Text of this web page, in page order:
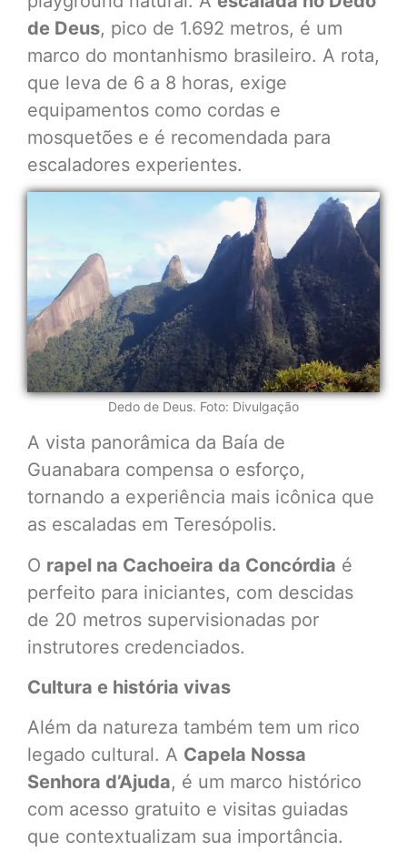
de Deus, pico de 1.692 metros, é um
marco do montanhismo brasileiro. A rota,
que leva de 6 a 8 horas, exige
equipamentos como cordas e
mosquetões e é recomendada para
escaladores experientes.
Dedo de Deus. Foto: Divulgação
A vista panorâmica da Baía de
Guanabara compensa o esforço,
tornando a experiência mais icônica que
as escaladas em Teresópolis.
O rapel na Cachoeira da Concórdia é
perfeito para iniciantes, com descidas
de 20 metros supervisionadas por
instrutores credenciados.
Cultura e história vivas
Além da natureza também tem um rico
legado cultural. A Capela Nossa
Senhora d’Ajuda, é um marco histórico
com acesso gratuito e visitas guiadas
que contextualizam sua importância.